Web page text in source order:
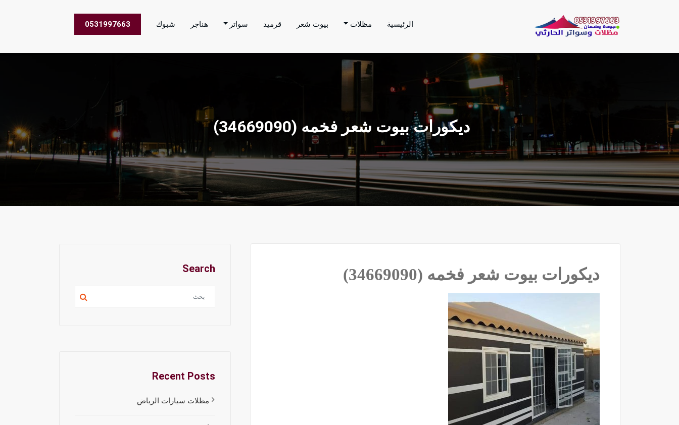
مظلات الحارثي نقوم بتنفيذ اعمال المظلات والسواتر والهناجر وغيرها من الاعمال في جميع مناطق المملكة العربية السعودية
الرئيسية مظلات بيوت شعر قرميد سواتر هناجر شبوك 0531997663
ديكورات بيوت شعر فخمه ‫(34669090)‬ ‫‬
ديكورات بيوت شعر فخمه ‫(34669090)‬ ‫‬ Search
Recent Posts
مظلات سيارات الرياض